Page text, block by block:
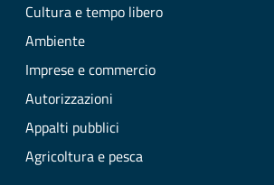
Cultura e tempo libero
Ambiente
Imprese e commercio
Autorizzazioni
Appalti pubblici
Agricoltura e pesca